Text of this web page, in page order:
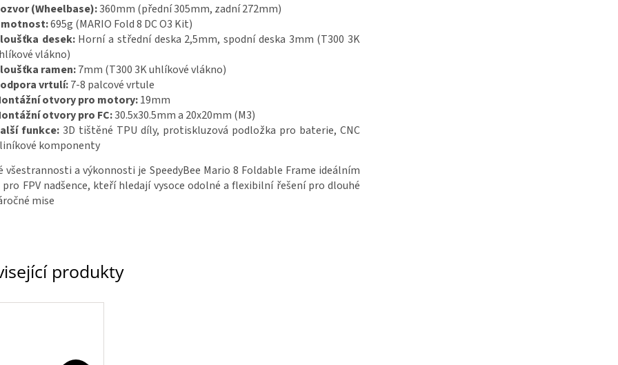
produkty
(Wheelbase):360mm (přední 305mm, zadní 272mm)
695g (MARIO Fold 8 DC O3 Kit)
desek:Horní a střední deska 2,5mm, spodní deska 3mm (T300 3K
vlákno)
ramen:7mm (T300 3K uhlíkové vlákno)
vrtulí:7-8 palcové vrtule
otvory pro motory:19mm
otvory pro FC:30.5x30.5mm a 20x20mm (M3)
funkce: 3D tištěné TPU díly, protiskluzová podložka pro baterie, CNC
komponenty
všestrannosti a výkonnosti je SpeedyBee Mario 8 Foldable Frame ideálním
FPV nadšence, kteří hledají vysoce odolné a flexibilní řešení pro dlouhé
mise​